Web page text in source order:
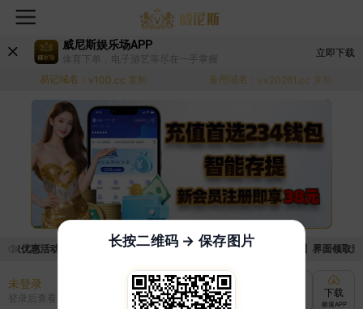
威尼斯娱乐场APP
体育下单，电子游艺等尽在一手掌握
立即下载
易记域名： v100.cc 复制 备用域名： vv20261.cc 复制
取优惠活动的手续麻烦，已新增优惠系统，现在可以前往【福利中心】界面领取
未登录
登录后查看 充值
快速到账
下载
极速APP
长按二维码 → 保存图片